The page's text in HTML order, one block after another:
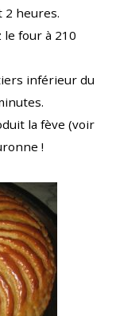
2 heures.
four à 210
inférieur du
la fève (voir
!